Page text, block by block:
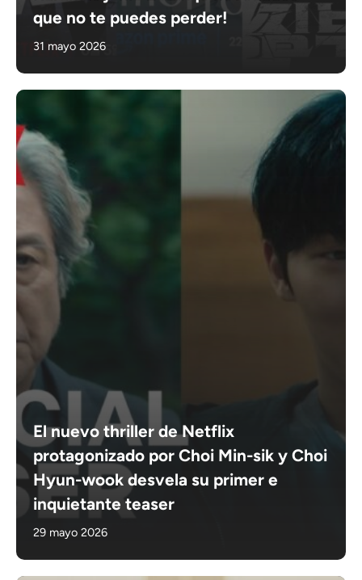
que no te puedes perder!
31 mayo 2026
El nuevo thriller de Netflix
protagonizado por Choi Min-sik y Choi
Hyun-wook desvela su primer e
inquietante teaser
29 mayo 2026